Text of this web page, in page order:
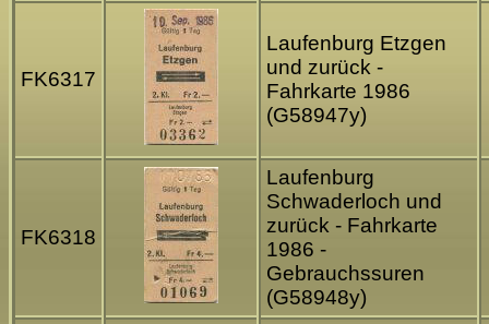
FK6317
Laufenburg Etzgen
und zurück -
Fahrkarte 1986
(G58947y)
FK6318
Laufenburg
Schwaderloch und
zurück - Fahrkarte
1986 -
Gebrauchssuren
(G58948y)